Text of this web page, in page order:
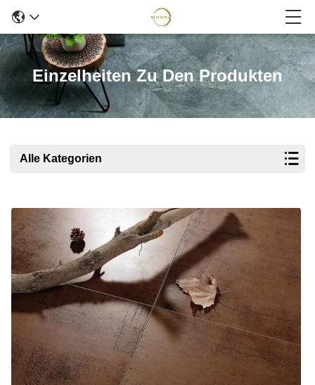
Einzelheiten Zu Den Produkten
Alle Kategorien